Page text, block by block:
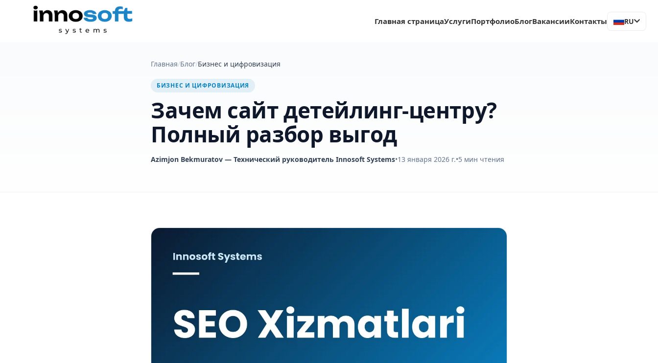
Главная страницаУслугиПортфолиоБлогВакансииКонтакты RU
Главная/Блог/Бизнес и цифровизация
БИЗНЕС И ЦИФРОВИЗАЦИЯ
Зачем сайт детейлинг-центру?
Полный разбор выгод
Azimjon Bekmuratov — Технический руководитель Innosoft Systems•13 января 2026 г.•5 мин чтения